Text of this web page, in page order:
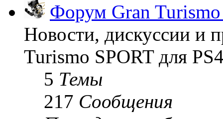
Форум Gran Turismo
Новости, дискуссии и
Turismo SPORT для
5 Темы
217 Сообщения